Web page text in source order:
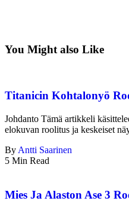
You Might also Like
Titanicin Kohtalonyö
Johdanto Tämä artikkeli
elokuvan roolitus ja keskeiset
By Antti Saarinen
5 Min Read
Mies Ja Alaston Ase 3